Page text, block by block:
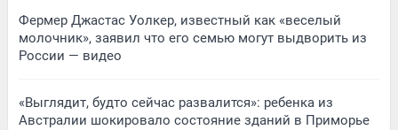
Фермер Джастас Уолкер, известный как «веселый
молочник», заявил что его семью могут выдворить из
России — видео
«Выглядит, будто сейчас развалится»: ребенка из
Австралии шокировало состояние зданий в Приморье